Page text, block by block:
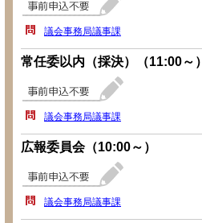
議会事務局議事課
常任委以内（採決）（11:00～）
議会事務局議事課
広報委員会（10:00～）
議会事務局議事課